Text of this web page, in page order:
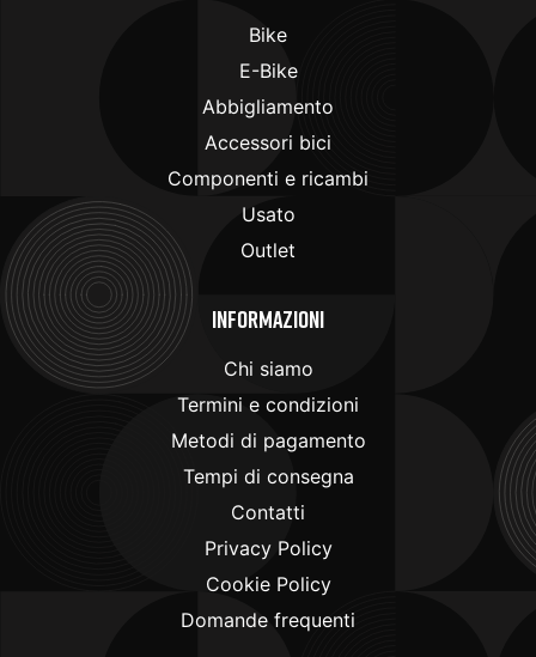
Bike
E-Bike
Abbigliamento
Accessori bici
Componenti e ricambi
Usato
Outlet
Informazioni
Chi siamo
Termini e condizioni
Metodi di pagamento
Tempi di consegna
Contatti
Privacy Policy
Cookie Policy
Domande frequenti